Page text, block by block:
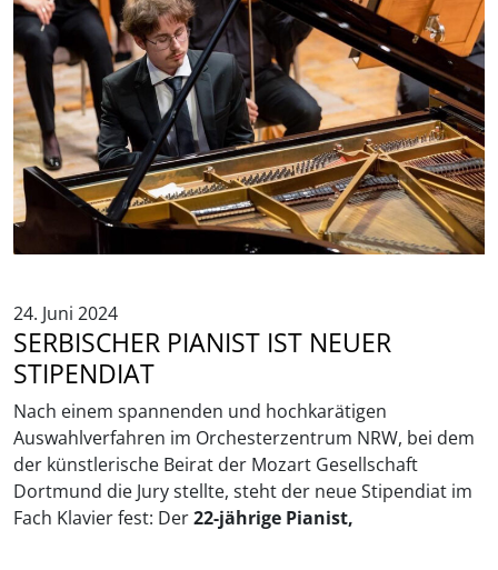
24. Juni 2024
SERBISCHER PIANIST IST NEUER
STIPENDIAT
Nach einem spannenden und hochkarätigen
Auswahlverfahren im Orchesterzentrum NRW, bei dem
der künstlerische Beirat der Mozart Gesellschaft
Dortmund die Jury stellte, steht der neue Stipendiat im
Fach Klavier fest: Der22-jährige Pianist,